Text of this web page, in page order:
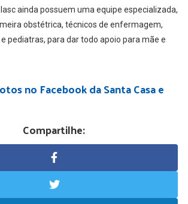
ainda possuem uma equipe especializada,
obstétrica, técnicos de enfermagem,
pediatras, para dar todo apoio para mãe e
no Facebook da Santa Casa e
Compartilhe: